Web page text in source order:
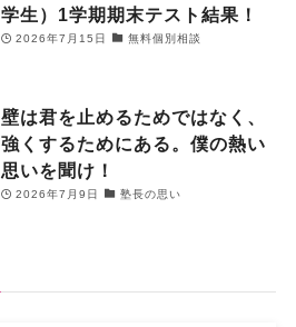
学生）1学期期末テスト結果！
2026年7月15日 無料個別相談
壁は君を止めるためではなく、
強くするためにある。僕の熱い
思いを聞け！
2026年7月9日 塾長の思い